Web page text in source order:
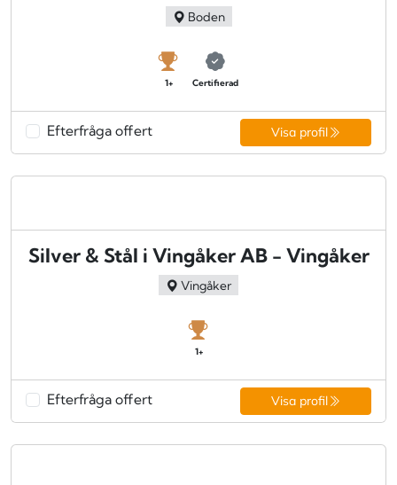
Boden
1+ Certifierad
Efterfråga offert Visa profil
Silver & Stål i Vingåker AB - Vingåker
Vingåker
1+
Efterfråga offert Visa profil